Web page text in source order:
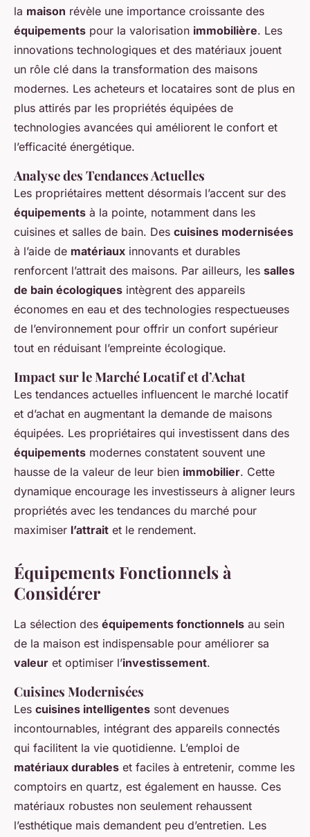
la maison révèle une importance croissante des
équipements pour la valorisation immobilière. Les
innovations technologiques et des matériaux jouent
un rôle clé dans la transformation des maisons
modernes. Les acheteurs et locataires sont de plus en
plus attirés par les propriétés équipées de
technologies avancées qui améliorent le confort et
l’efficacité énergétique.
Analyse des Tendances Actuelles
Les propriétaires mettent désormais l’accent sur des
équipements à la pointe, notamment dans les
cuisines et salles de bain. Des cuisines modernisées
à l’aide de matériaux innovants et durables
renforcent l’attrait des maisons. Par ailleurs, les salles
de bain écologiques intègrent des appareils
économes en eau et des technologies respectueuses
de l’environnement pour offrir un confort supérieur
tout en réduisant l’empreinte écologique.
Impact sur le Marché Locatif et d’Achat
Les tendances actuelles influencent le marché locatif
et d’achat en augmentant la demande de maisons
équipées. Les propriétaires qui investissent dans des
équipements modernes constatent souvent une
hausse de la valeur de leur bien immobilier. Cette
dynamique encourage les investisseurs à aligner leurs
propriétés avec les tendances du marché pour
maximiser l’attrait et le rendement.
Équipements Fonctionnels à
Considérer
La sélection des équipements fonctionnels au sein
de la maison est indispensable pour améliorer sa
valeur et optimiser l’investissement.
Cuisines Modernisées
Les cuisines intelligentes sont devenues
incontournables, intégrant des appareils connectés
qui facilitent la vie quotidienne. L’emploi de
matériaux durables et faciles à entretenir, comme les
comptoirs en quartz, est également en hausse. Ces
matériaux robustes non seulement rehaussent
l’esthétique mais demandent peu d’entretien. Les